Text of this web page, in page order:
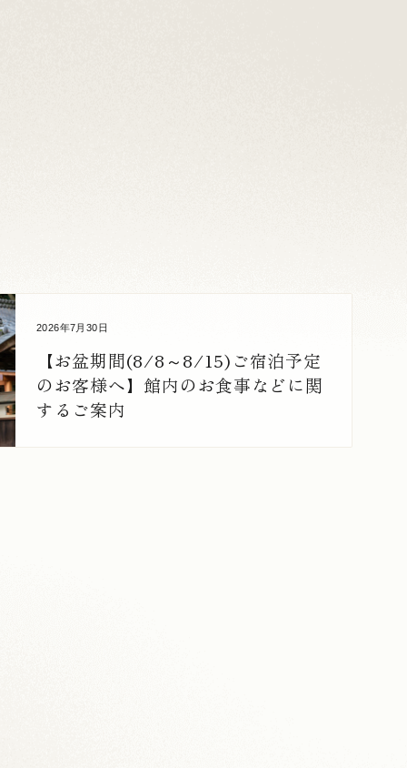
2026年7月30日
【お盆期間(8/8～8/15)ご宿泊予定
のお客様へ】館内のお食事などに関
するご案内